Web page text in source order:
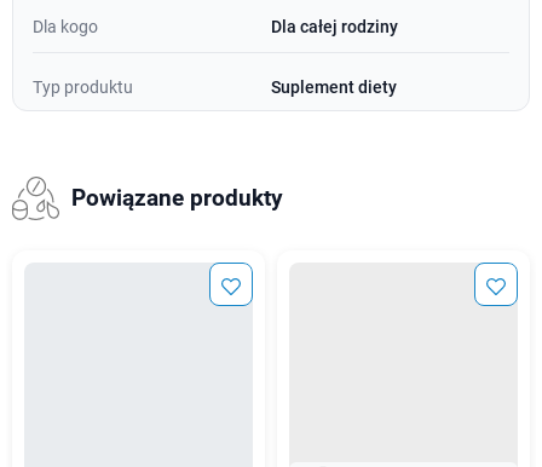
Dla kogo Dla całej rodziny
Typ produktu Suplement diety
Powiązane produkty